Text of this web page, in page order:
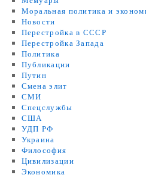
Моральная политика и
Новости
Перестройка в СССР
Перестройка Запада
Политика
Публикации
Путин
Смена элит
СМИ
Спецслужбы
США
УДП РФ
Украина
Философия
Цивилизации
Экономика